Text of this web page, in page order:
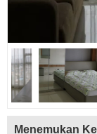
Menemukan